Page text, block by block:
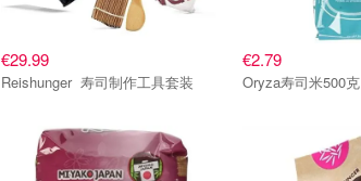
€29.99
Reishunger 寿司制作工具套装
€2.79
Oryza寿司米500克
寿司米